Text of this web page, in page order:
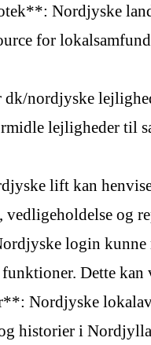
Nordjyske
for
nordjyske
lejligheder til
lift kan
vedligeholdelse og
login kunne
Dette
Nordjyske
historier i